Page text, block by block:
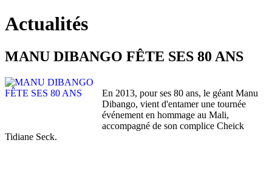
Actualités
MANU DIBANGO FÊTE SES 80 ANS
En 2013, pour ses 80 ans, le géant Manu
Dibango, vient d'entamer une tournée
événement en hommage au Mali,
accompagné de son complice Cheick
Tidiane Seck.